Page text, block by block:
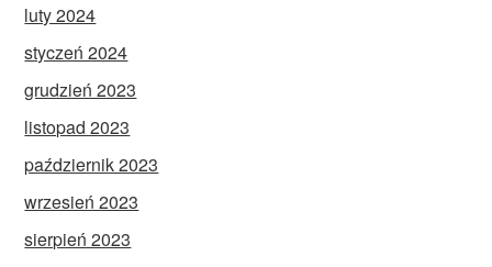
luty 2024
styczeń 2024
grudzień 2023
listopad 2023
październik 2023
wrzesień 2023
sierpień 2023